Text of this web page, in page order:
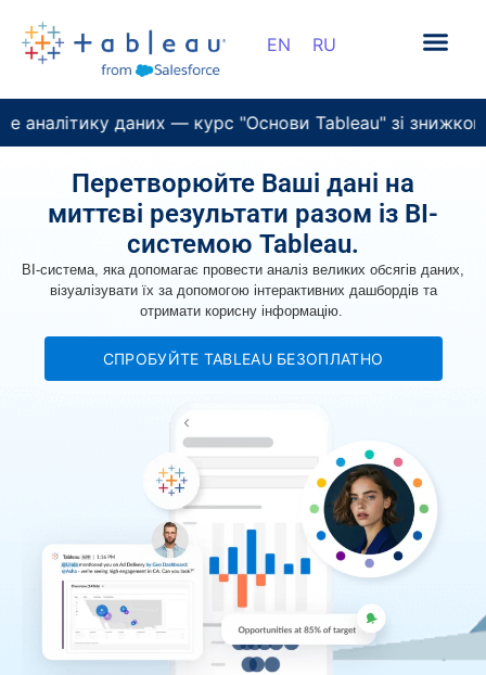
даних — курс "Основи Tableau" зі знижкою
Перетворюйте Ваші дані на
миттєві результати разом із BI-
системою Tableau.
BI-система, яка допомагає провести аналіз великих обсягів даних,
візуалізувати їх за допомогою інтерактивних дашбордів та
отримати корисну інформацію.
СПРОБУЙТЕ TABLEAU БЕЗОПЛАТНО